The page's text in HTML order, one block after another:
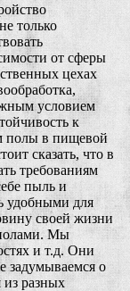
только
от сферы
цехах
условием
к
полы в пищевой
сказать, что в
требованиям
пыль и
удобными для
своей жизни
полами. Мы
и т.д. Они
задумываемся о
разных